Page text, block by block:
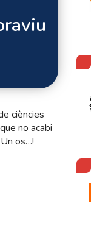
ciències
no acabi
os…!